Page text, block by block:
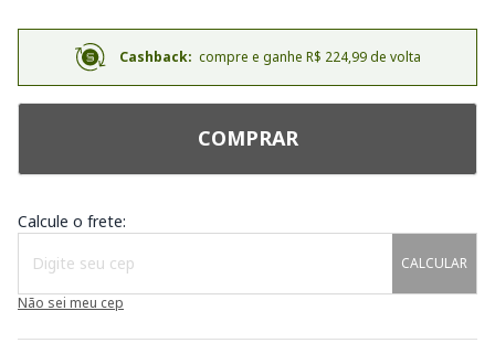
Cashback: compre e ganhe R$ 224,99 de volta
COMPRAR
Calcule o frete:
CALCULAR
Não sei meu cep